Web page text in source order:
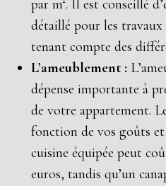
par m². Il est conseillé
détaillé pour les travaux
tenant compte des
L’ameublement :
dépense importante à
de votre appartement.
fonction de vos goûts
cuisine équipée peut
euros, tandis qu’un